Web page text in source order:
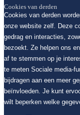
Cookies van derden
Cookies van derden
onze website zelf. Deze
gedrag en interacties,
bezoekt. Ze helpen ons
af te stemmen op je
te meten Sociale media-
bijdragen aan een meer
beïnvloeden. Je kunt
wilt beperken welke